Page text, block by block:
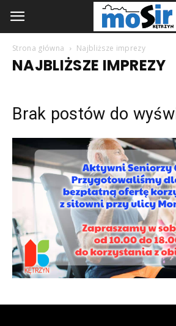
Strona główna Najbliższe imprezy
NAJBLIŻSZE IMPREZY
Brak postów do